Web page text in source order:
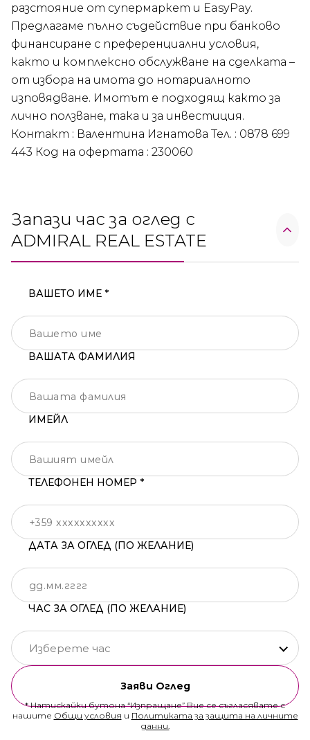
разстояние от супермаркет и EasyPay.
Предлагаме пълно съдействие при банково
финансиране с преференциални условия,
както и комплексно обслужване на сделката –
от избора на имота до нотариалното
изповядване. Имотът е подходящ както за
лично ползване, така и за инвестиция.
Контакт : Валентина Игнатова Тел. : 0878 699
443 Код на офертата : 230060
Запази час за оглед с
ADMIRAL REAL ESTATE
ВАШЕТО ИМЕ *
ВАШАТА ФАМИЛИЯ
ИМЕЙЛ
ТЕЛЕФОНЕН НОМЕР *
ДАТА ЗА ОГЛЕД (ПО ЖЕЛАНИЕ)
ЧАС ЗА ОГЛЕД (ПО ЖЕЛАНИЕ)
Изберете час
Заяви Оглед
* Натискайки бутона “Изпращане” Вие се съгласявате с
нашите Общи условия и Политиката за защита на личните
данни.